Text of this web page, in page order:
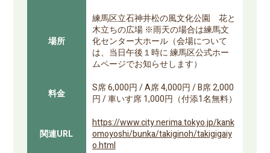
場所
練馬区立石神井松の風文化公園 花と
木立ちの広場 ※雨天の場合は練馬文
化センター大ホール（会場について
は、当日午後１時に 練馬区公式ホー
ムページでお知らせします）
料金
S席 6,000円 / A席 4,000円 / B席 2,000
円 / 車いす席 1,000円（付添1名無料）
関連URL
https://www.city.nerima.tokyo.jp/kank
omoyoshi/bunka/takiginoh/takigigaiy
o.html